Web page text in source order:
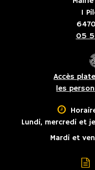
1
05
Accès
les

Lundi, mercredi et
Mardi et
